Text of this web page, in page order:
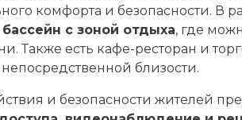
комфорта и безопасности. В
с зоной отдыха, где
Также есть кафе-ресторан и
близости.
и безопасности жителей